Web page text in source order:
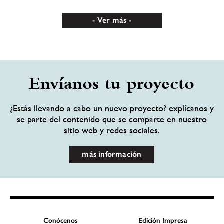
Ver más
Envíanos tu proyecto
¿Estás llevando a cabo un nuevo proyecto? explícanos y
se parte del contenido que se comparte en nuestro
sitio web y redes sociales.
más información
Conócenos Edición Impresa